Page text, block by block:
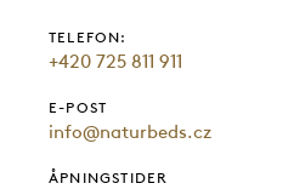
TELEFON:
+420 725 811 911
E-POST
info@naturbeds.cz
ÅPNINGSTIDER